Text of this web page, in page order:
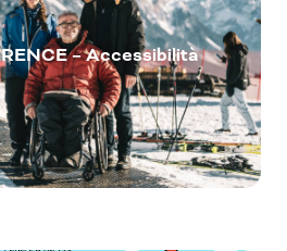
– Accessibilità